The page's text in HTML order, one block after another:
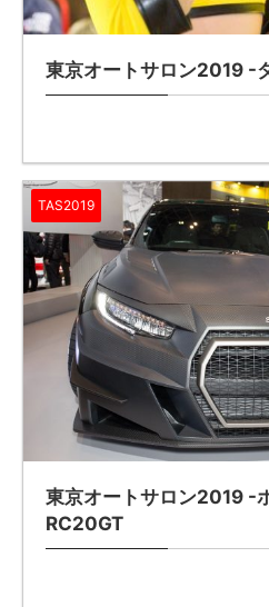
東京オートサロン2019 -
TAS2019
東京オートサロン2019 -
RC20GT